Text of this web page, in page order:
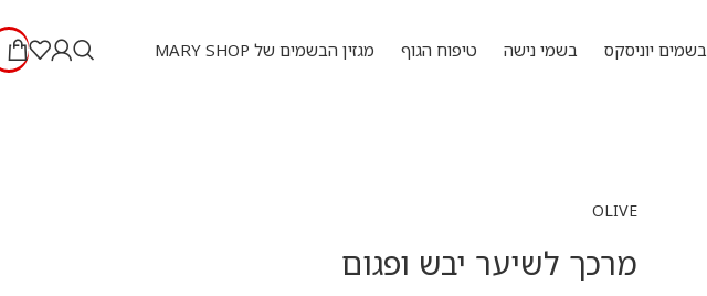
בשמים יוניסקס בשמי נישה טיפוח הגוף מגזין הבשמים של MARY SHOP
OLIVE
מרכך לשיער יבש ופגום